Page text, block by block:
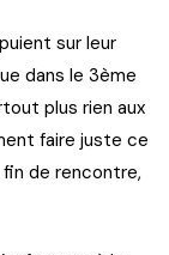
sur leur
dans le 3ème
plus rien aux
faire juste ce
de rencontre,